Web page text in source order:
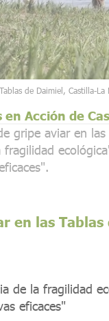
de Daimiel, Castilla-
en Acción de
gripe aviar en
fragilidad
en las Tablas
de la fragilidad
eficaces"